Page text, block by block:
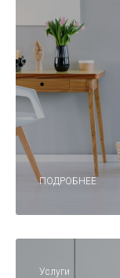
ПОДРОБНЕЕ
Услуги